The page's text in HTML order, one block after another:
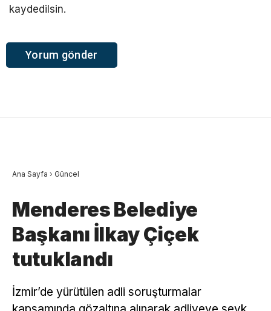
kaydedilsin.
Ana Sayfa › Güncel
Menderes Belediye
Başkanı İlkay Çiçek
tutuklandı
İzmir’de yürütülen adli soruşturmalar